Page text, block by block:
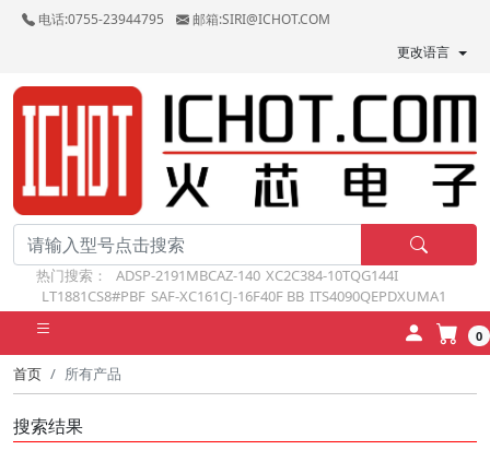
电话:0755-23944795
邮箱:SIRI@ICHOT.COM
更改语言
热门搜索： ADSP-2191MBCAZ-140 XC2C384-10TQG144I
LT1881CS8#PBF SAF-XC161CJ-16F40F BB ITS4090QEPDXUMA1
0
首页 所有产品
搜索结果